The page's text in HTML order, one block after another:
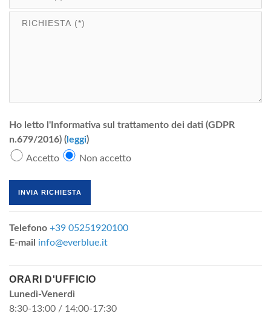
Ho letto l'Informativa sul trattamento dei dati (GDPR
n.679/2016) ( leggi)
Accetto
Non accetto
Telefono +39 05251920100
E-mail
info@everblue.it
ORARI D'UFFICIO
Lunedì-Venerdì
8:30-13:00 / 14:00-17:30